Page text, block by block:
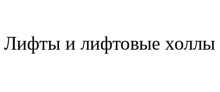
Лифты и лифтовые холлы